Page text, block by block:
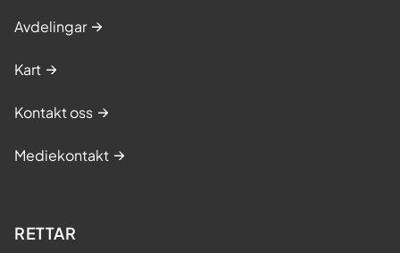
Avdelingar
Kart
Kontakt oss
Mediekontakt
RETTAR